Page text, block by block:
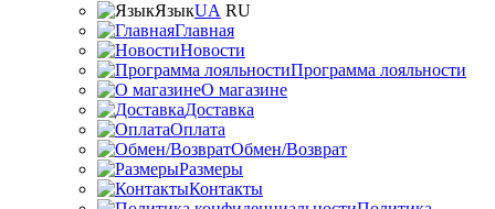
ЯзыкUA RU
Главная
Новости
Программа лояльности
О магазине
Доставка
Оплата
Обмен/Возврат
Размеры
Контакты